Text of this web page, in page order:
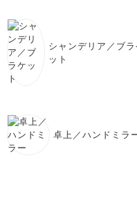
シャンデリア／ブラ
ット
卓上／ハンドミラ